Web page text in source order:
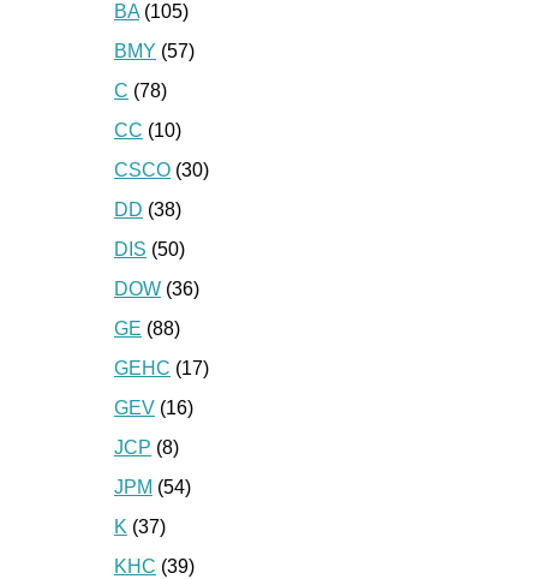
BA (105)
BMY (57)
C (78)
CC (10)
CSCO (30)
DD (38)
DIS (50)
DOW (36)
GE (88)
GEHC (17)
GEV (16)
JCP (8)
JPM (54)
K (37)
KHC (39)